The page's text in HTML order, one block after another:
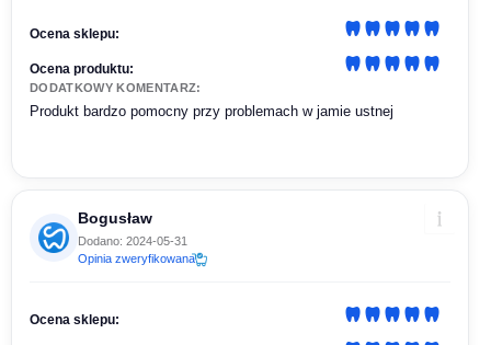
Ocena sklepu:
Ocena produktu:
DODATKOWY KOMENTARZ:
Produkt bardzo pomocny przy problemach w jamie ustnej
Bogusław
Dodano: 2024-05-31
Opinia zweryfikowana
Ocena sklepu: